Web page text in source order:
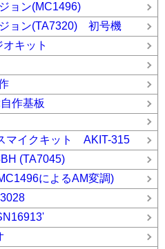
ョン(MC1496)
ジョン(TA7320) 初号機
キット
作基板
マイクキット AKIT-315
(TA7045)
によるAM変調)